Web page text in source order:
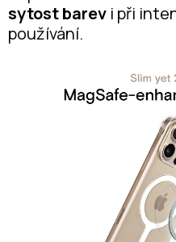
sytost barev i při
používání.